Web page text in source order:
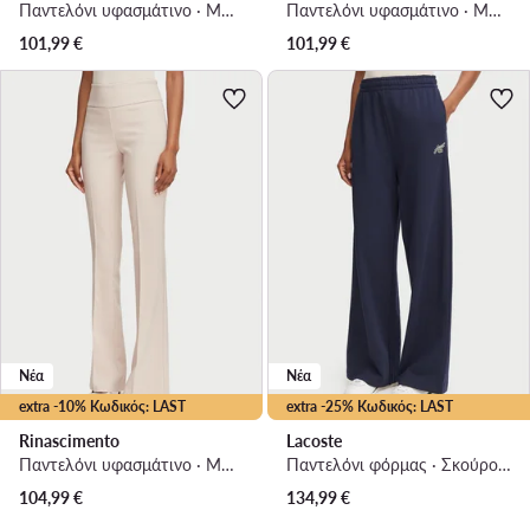
Παντελόνι υφασμάτινο · Μπεζ · Regular Fit
101,99€
Παντελόνι υφασμάτινο · Μπορντό · Regular Fit
101,99€
extra -10% Κωδικός: LAST
Νέα
Rinascimento
Παντελόνι υφασμάτινο · Μπεζ · Regular Fit
104,99€
extra -25% Κωδικός: LAST
Νέα
Lacoste
Παντελόνι φόρμας · Σκούρο μπλε · Regular Fit
134,99€